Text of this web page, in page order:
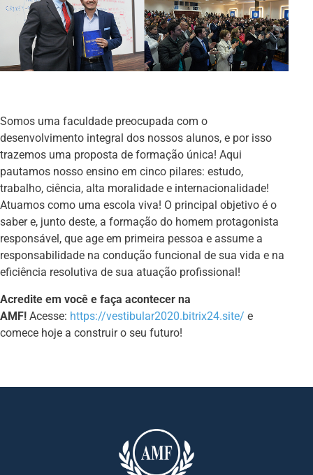
Somos uma faculdade preocupada com o
desenvolvimento integral dos nossos alunos, e por isso
trazemos uma proposta de formação única! Aqui
pautamos nosso ensino em cinco pilares: estudo,
trabalho, ciência, alta moralidade e internacionalidade!
Atuamos como uma escola viva! O principal objetivo é o
saber e, junto deste, a formação do homem protagonista
responsável, que age em primeira pessoa e assume a
responsabilidade na condução funcional de sua vida e na
eficiência resolutiva de sua atuação profissional!
Acredite em você e faça acontecer na
AMF! Acesse: https://vestibular2020.bitrix24.site/ e
comece hoje a construir o seu futuro!